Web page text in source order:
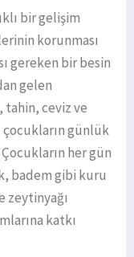
bir gelişim
korunması
gereken bir besin
gelen
tahin, ceviz ve
çocukların günlük
her gün
badem gibi kuru
katkı